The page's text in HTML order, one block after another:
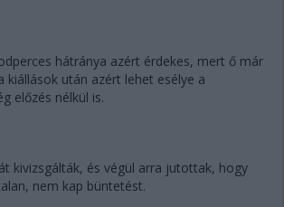
hátránya azért érdekes, mert ő már
kiállások után azért lehet esélye a
előzés nélkül is.
kivizsgálták, és végül arra jutottak, hogy
nem kap büntetést.